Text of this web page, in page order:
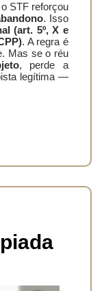
STF reforçou
. Isso
(art. 5º, X e
. A regra é
Mas se o réu
, perde a
legítima —